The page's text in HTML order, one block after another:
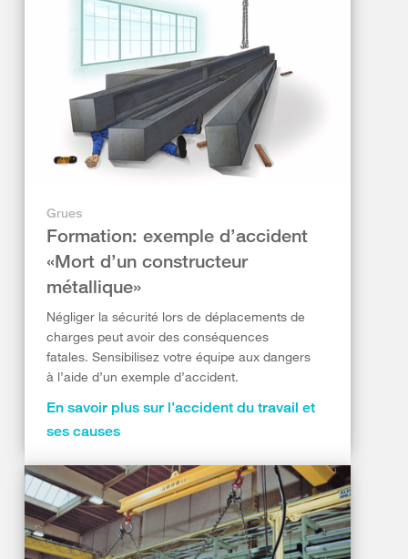
Grues
Formation: exemple d’accident
«Mort d’un constructeur
métallique»
Négliger la sécurité lors de déplacements de
charges peut avoir des conséquences
fatales. Sensibilisez votre équipe aux dangers
à l’aide d’un exemple d’accident.
En savoir plus sur l’accident du travail et
ses causes